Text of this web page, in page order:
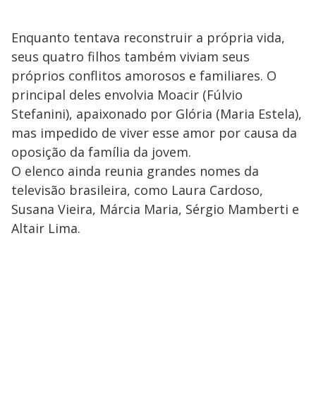
Enquanto tentava reconstruir a própria vida,
seus quatro filhos também viviam seus
próprios conflitos amorosos e familiares. O
principal deles envolvia Moacir (Fúlvio
Stefanini), apaixonado por Glória (Maria Estela),
mas impedido de viver esse amor por causa da
oposição da família da jovem.
O elenco ainda reunia grandes nomes da
televisão brasileira, como Laura Cardoso,
Susana Vieira, Márcia Maria, Sérgio Mamberti e
Altair Lima.